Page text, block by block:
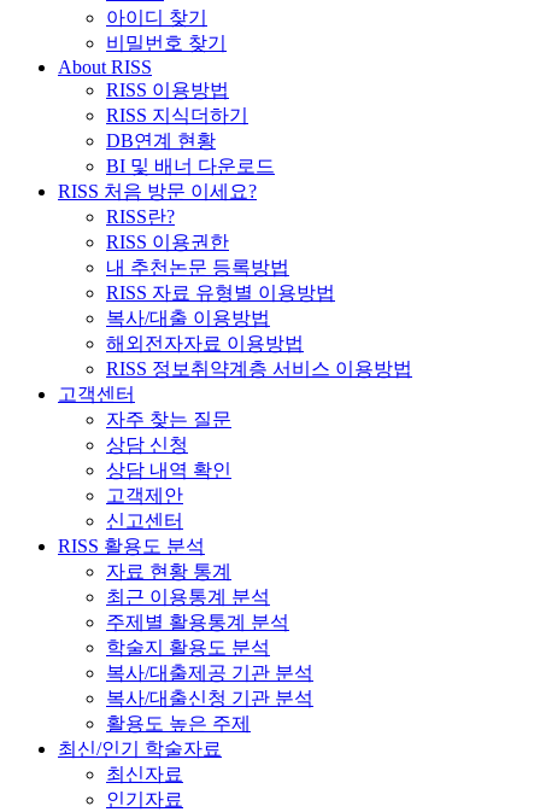
아이디 찾기
비밀번호 찾기
About RISS
RISS 이용방법
RISS 지식더하기
DB연계 현황
BI 및 배너 다운로드
RISS 처음 방문 이세요?
RISS란?
RISS 이용권한
내 추천논문 등록방법
RISS 자료 유형별 이용방법
복사/대출 이용방법
해외전자자료 이용방법
RISS 정보취약계층 서비스 이용방법
고객센터
자주 찾는 질문
상담 신청
상담 내역 확인
고객제안
신고센터
RISS 활용도 분석
자료 현황 통계
최근 이용통계 분석
주제별 활용통계 분석
학술지 활용도 분석
복사/대출제공 기관 분석
복사/대출신청 기관 분석
활용도 높은 주제
최신/인기 학술자료
최신자료
인기자료